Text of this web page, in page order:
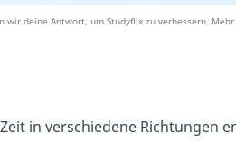
wir deine Antwort, um Studyflix zu verbessern.
in verschiedene Richtungen